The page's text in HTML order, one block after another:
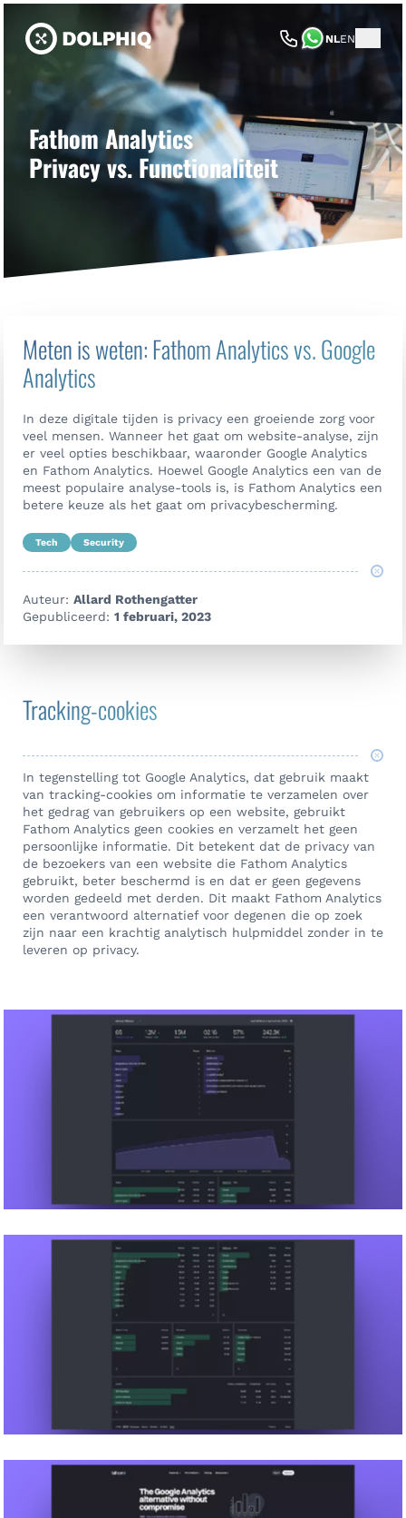
NLEN
Fathom Analytics
Privacy vs. Functionaliteit
Meten is weten: Fathom Analytics vs. Google
Analytics
In deze digitale tijden is privacy een groeiende zorg voor
veel mensen. Wanneer het gaat om website-analyse, zijn
er veel opties beschikbaar, waaronder Google Analytics
en Fathom Analytics. Hoewel Google Analytics een van de
meest populaire analyse-tools is, is Fathom Analytics een
betere keuze als het gaat om privacybescherming.
Tech Security
Auteur: Allard Rothengatter
Gepubliceerd: 1 februari, 2023
Tracking-cookies
In tegenstelling tot Google Analytics, dat gebruik maakt
van tracking-cookies om informatie te verzamelen over
het gedrag van gebruikers op een website, gebruikt
Fathom Analytics geen cookies en verzamelt het geen
persoonlijke informatie. Dit betekent dat de privacy van
de bezoekers van een website die Fathom Analytics
gebruikt, beter beschermd is en dat er geen gegevens
worden gedeeld met derden. Dit maakt Fathom Analytics
een verantwoord alternatief voor degenen die op zoek
zijn naar een krachtig analytisch hulpmiddel zonder in te
leveren op privacy.
Neem contact op